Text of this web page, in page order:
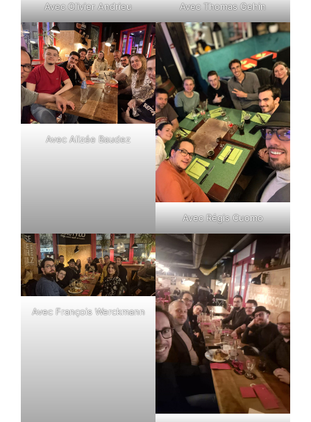
Avec Olivier Andrieu Avec Thomas Gehin
Avec Alizée Baudez
Avec Régis Cuomo
Avec François Werckmann